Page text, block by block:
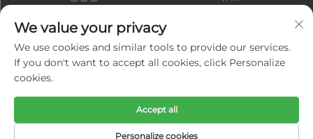
연락처
We value your privacy
We use cookies and similar tools to provide our services.
If you don't want to accept all cookies, click Personalize
cookies.
Personalize cookies
Accept all